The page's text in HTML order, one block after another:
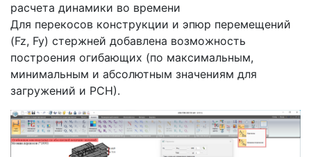
расчета динамики во времени
Для перекосов конструкции и эпюр перемещений
(Fz, Fy) стержней добавлена возможность
построения огибающих (по максимальным,
минимальным и абсолютным значениям для
загружений и РСН).